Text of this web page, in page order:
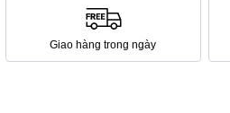
Giao hàng trong ngày